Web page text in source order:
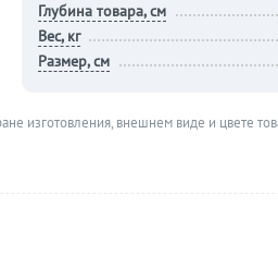
Глубина товара, см
Вес, кг
Размер, см
изготовления, внешнем виде и цвете